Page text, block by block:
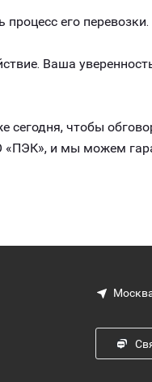
его перевозки.
Ваша
чтобы
и мы можем